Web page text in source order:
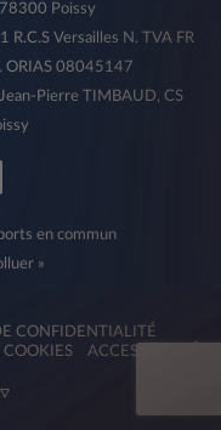
Poissy
Versailles N. TVA FR
ORIAS 08045147
Pierre TIMBAUD, CS
en commun
»
CONFIDENTIALITÉ
COOKIES ACCESSIBILITÉ